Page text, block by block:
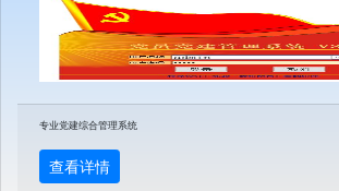
专业党建综合管理系统
查看详情